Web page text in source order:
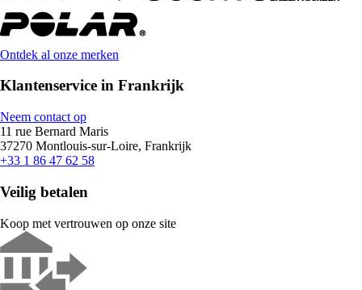
Ontdek al onze merken
Klantenservice in Frankrijk
Neem contact op
11 rue Bernard Maris
37270 Montlouis-sur-Loire, Frankrijk
+33 1 86 47 62 58
Veilig betalen
Koop met vertrouwen op onze site